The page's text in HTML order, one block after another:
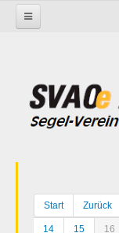
Start Zurück
14 15 16